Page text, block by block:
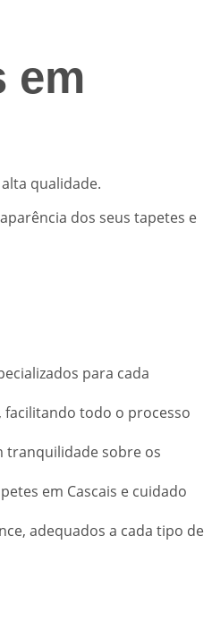
em
qualidade.
dos seus tapetes e
para cada
facilitando todo o processo
tranquilidade sobre os
em Cascais e cuidado
adequados a cada tipo de